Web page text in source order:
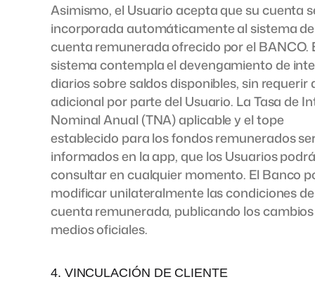
Asimismo, el Usuario acepta que su cuenta
incorporada automáticamente al sistema de
cuenta remunerada ofrecido por el BANCO.
sistema contempla el devengamiento de
diarios sobre saldos disponibles, sin requerir
adicional por parte del Usuario. La Tasa de
Nominal Anual (TNA) aplicable y el tope
establecido para los fondos remunerados
informados en la app, que los Usuarios
consultar en cualquier momento. El Banco
modificar unilateralmente las condiciones
cuenta remunerada, publicando los
medios oficiales.
4. VINCULACIÓN DE CLIENTE